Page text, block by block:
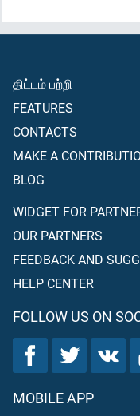
திட்டம் பற்றி
FEATURES
CONTACTS
MAKE A
BLOG
WIDGET FOR
OUR PARTNERS
FEEDBACK AND
HELP CENTER
FOLLOW US ON
MOBILE APP